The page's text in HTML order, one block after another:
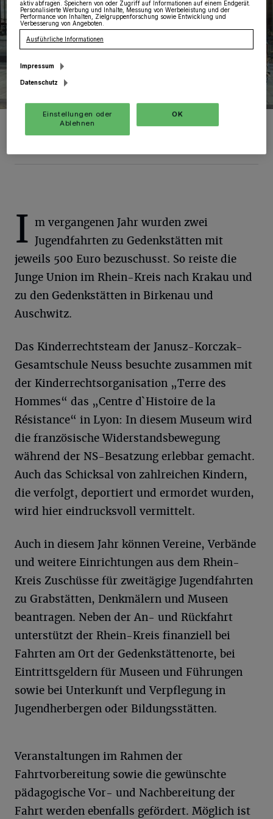
Eine Jugendgruppe aus dem Rhein-Kreis besuchte das Centre
I m vergangenen Jahr wurden zwei
Jugendfahrten zu Gedenkstätten mit
jeweils 500 Euro bezuschusst. So reiste die
Junge Union im Rhein-Kreis nach Krakau und
zu den Gedenkstätten in Birkenau und
Auschwitz.
Das Kinderrechtsteam der Janusz-Korczak-
Gesamtschule Neuss besuchte zusammen mit
der Kinderrechtsorganisation „Terre des
Hommes“ das „Centre d`Histoire de la
Résistance“ in Lyon: In diesem Museum wird
die französische Widerstandsbewegung
während der NS-Besatzung erlebbar gemacht.
Auch das Schicksal von zahlreichen Kindern,
die verfolgt, deportiert und ermordet wurden,
wird hier eindrucksvoll vermittelt.
Auch in diesem Jahr können Vereine, Verbände
und weitere Einrichtungen aus dem Rhein-
Kreis Zuschüsse für zweitägige Jugendfahrten
zu Grabstätten, Denkmälern und Museen
beantragen. Neben der An- und Rückfahrt
unterstützt der Rhein-Kreis finanziell bei
Fahrten am Ort der Gedenkstättenorte, bei
Eintrittsgeldern für Museen und Führungen
sowie bei Unterkunft und Verpflegung in
Jugendherbergen oder Bildungsstätten.
Veranstaltungen im Rahmen der
Fahrtvorbereitung sowie die gewünschte
pädagogische Vor- und Nachbereitung der
Fahrt werden ebenfalls gefördert. Möglich ist
aktiv abfragen. Speichern von oder Zugriff auf Informationen auf einem Endgerät.
Personalisierte Werbung und Inhalte, Messung von Werbeleistung und der
Performance von Inhalten, Zielgruppenforschung sowie Entwicklung und
Verbesserung von Angeboten.
Ausführliche Informationen
Impressum
Datenschutz
Einstellungen oder
Ablehnen
OK